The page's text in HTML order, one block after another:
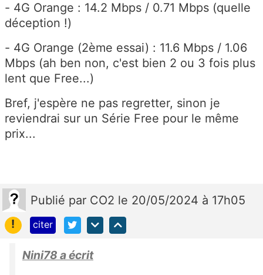
- 4G Orange : 14.2 Mbps / 0.71 Mbps (quelle
déception !)
- 4G Orange (2ème essai) : 11.6 Mbps / 1.06
Mbps (ah ben non, c'est bien 2 ou 3 fois plus
lent que Free...)
Bref, j'espère ne pas regretter, sinon je
reviendrai sur un Série Free pour le même
prix...
Publié par CO2 le 20/05/2024 à 17h05
!
citer
Nini78 a écrit